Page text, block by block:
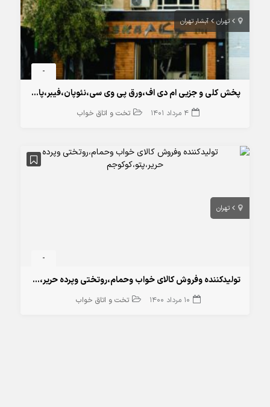
تهران آبشار تهران
-
پخش کلی و جزیی ام دی اف،ورق پی وی سی،نئوپان،فیبر،پارکت لمینیت و…
4 مرداد 1401 تخت و اتاق خواب
تهران
-
تولیدکننده وفروش کالای خواب وحمام،روتختی وپرده حریر،پتو،کوکوجم
10 مرداد 1400 تخت و اتاق خواب